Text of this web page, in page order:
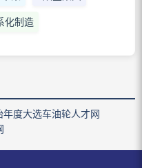
化制造
年度大选车油轮人才网